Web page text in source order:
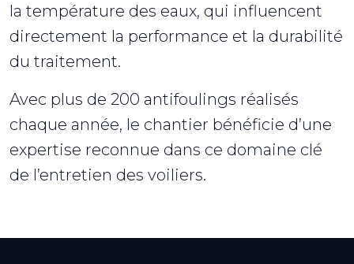
la température des eaux, qui influencent
directement la performance et la durabilité
du traitement.
Avec plus de 200 antifoulings réalisés
chaque année, le chantier bénéficie d’une
expertise reconnue dans ce domaine clé
de l’entretien des voiliers.